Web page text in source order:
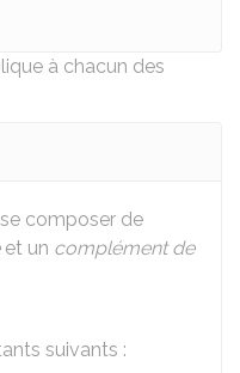
à chacun des
composer de
et un complément de
suivants :